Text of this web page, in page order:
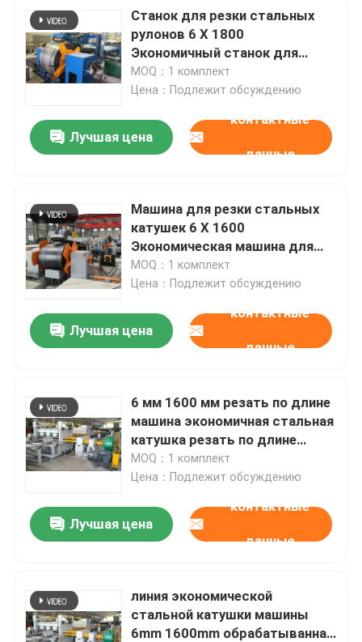
Станок для резки стальных
рулонов 6 X 1800
Экономичный станок для
резки в размер
MOQ：1 комплект
Цена：Подлежит обсуждению
Лучшая цена
контактные
данные
Машина для резки стальных
катушек 6 X 1600
Экономическая машина для
резки по длине
MOQ：1 комплект
Цена：Подлежит обсуждению
Лучшая цена
контактные
данные
6 мм 1600 мм резать по длине
машина экономичная стальная
катушка резать по длине
линия
MOQ：1 комплект
Цена：Подлежит обсуждению
Лучшая цена
контактные
данные
линия экономической
стальной катушки машины
6mm 1600mm обрабатыванная